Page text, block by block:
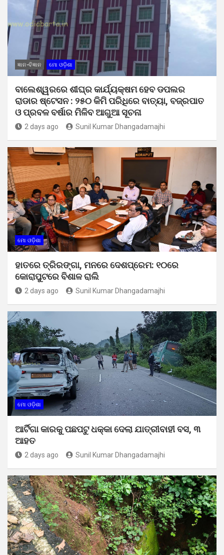
ଜ୍ଞାନ-ବିଜ୍ଞାନ ମୋ ଓଡ଼ିଶା
ବାଲେଶ୍ୱରରେ ଶୀଘ୍ର କାର୍ଯ୍ୟକ୍ଷମ ହେବ ଡପଲର
ରାଡାର ଷ୍ଟେସନ : ୨୫୦ କିମି ପରିଧିରେ ବାତ୍ୟା, ବଜ୍ରପାତ
ଓ ପ୍ରବଳ ବର୍ଷାର ମିଳିବ ଆଗୁଆ ସୂଚନା
2 days ago Sunil Kumar Dhangadamajhi
ମୋ ଓଡ଼ିଶା
ହାତରେ ତ୍ରିରଙ୍ଗା, ମନରେ ଦେଶପ୍ରେମ: ୧୦ରେ
କୋରାପୁଟରେ ବିଶାଳ ରାଲି
2 days ago Sunil Kumar Dhangadamajhi
ମୋ ଓଡ଼ିଶା
ଆର୍ଟିଗା କାରକୁ ପଛପଟୁ ଧକ୍କା ଦେଲା ଯାତ୍ରୀବାହୀ ବସ, ୩
ଆହତ
2 days ago Sunil Kumar Dhangadamajhi